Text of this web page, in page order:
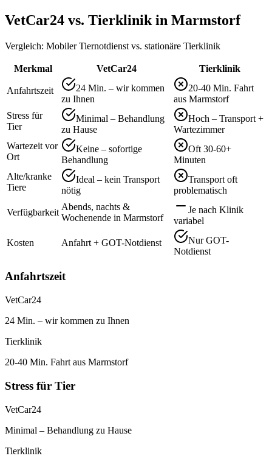
VetCar24 vs. Tierklinik in Marmstorf
Vergleich: Mobiler Tiernotdienst vs. stationäre Tierklinik
Merkmal VetCar24 Tierklinik
Anfahrtszeit
24 Min. – wir kommen
zu Ihnen
20-40 Min. Fahrt
aus Marmstorf
Stress für
Tier
Minimal – Behandlung
zu Hause
Hoch – Transport +
Wartezimmer
Wartezeit vor
Ort
Keine – sofortige
Behandlung
Oft 30-60+
Minuten
Alte/kranke
Tiere
Ideal – kein Transport
nötig
Transport oft
problematisch
Verfügbarkeit
Abends, nachts &
Wochenende in Marmstorf
Je nach Klinik
variabel
Kosten Anfahrt + GOT-Notdienst
Nur GOT-
Notdienst
Anfahrtszeit
VetCar24
24 Min. – wir kommen zu Ihnen
Tierklinik
20-40 Min. Fahrt aus Marmstorf
Stress für Tier
VetCar24
Minimal – Behandlung zu Hause
Tierklinik